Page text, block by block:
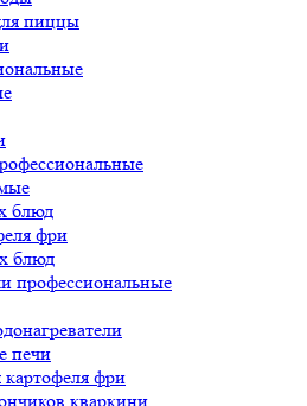
пиццы
блюд
фри
блюд
профессиональные
печи
фри
кваркини